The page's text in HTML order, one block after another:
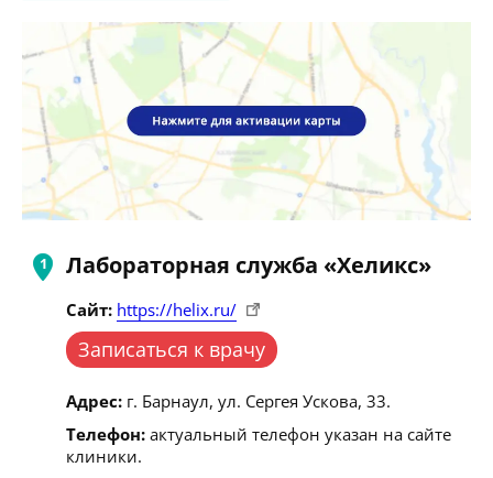
Лабораторная служба «Хеликс»
Сайт: https://helix.ru/
Записаться к врачу
Адрес: г. Барнаул, ул. Сергея Ускова, 33.
Телефон: актуальный телефон указан на сайте
клиники.